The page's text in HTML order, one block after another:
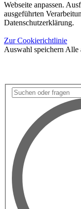
Webseite anpassen.
ausgeführten
Datenschutzerklärung.
Zur Cookierichtlinie
Auswahl speichern Alle